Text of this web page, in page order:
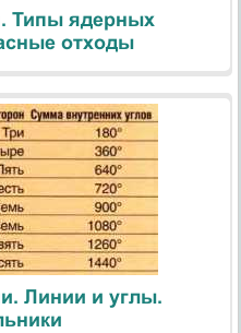
Типы ядерных
отходы
Линии и углы.